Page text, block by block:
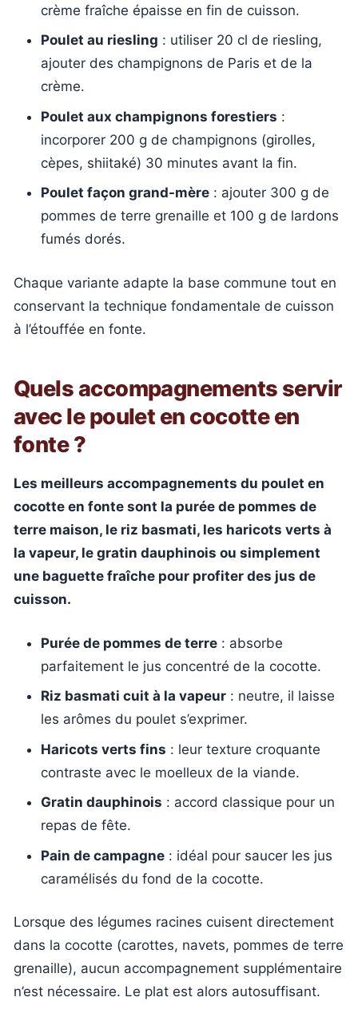
crème fraîche épaisse en fin de cuisson.
Poulet au riesling : utiliser 20 cl de riesling,
ajouter des champignons de Paris et de la
crème.
Poulet aux champignons forestiers :
incorporer 200 g de champignons (girolles,
cèpes, shiitaké) 30 minutes avant la fin.
Poulet façon grand-mère : ajouter 300 g de
pommes de terre grenaille et 100 g de lardons
fumés dorés.
Chaque variante adapte la base commune tout en
conservant la technique fondamentale de cuisson
à l’étouffée en fonte.
Quels accompagnements servir
avec le poulet en cocotte en
fonte ?
Les meilleurs accompagnements du poulet en
cocotte en fonte sont la purée de pommes de
terre maison, le riz basmati, les haricots verts à
la vapeur, le gratin dauphinois ou simplement
une baguette fraîche pour profiter des jus de
cuisson.
Purée de pommes de terre : absorbe
parfaitement le jus concentré de la cocotte.
Riz basmati cuit à la vapeur : neutre, il laisse
les arômes du poulet s’exprimer.
Haricots verts fins : leur texture croquante
contraste avec le moelleux de la viande.
Gratin dauphinois : accord classique pour un
repas de fête.
Pain de campagne : idéal pour saucer les jus
caramélisés du fond de la cocotte.
Lorsque des légumes racines cuisent directement
dans la cocotte (carottes, navets, pommes de terre
grenaille), aucun accompagnement supplémentaire
n’est nécessaire. Le plat est alors autosuffisant.